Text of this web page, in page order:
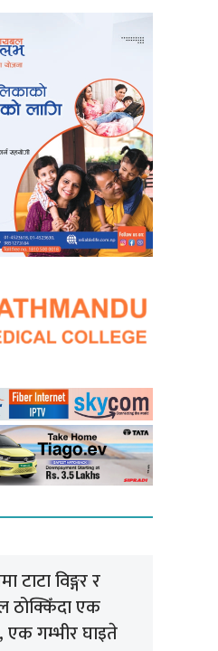
टाटा विङ्गर र
ठोक्किँदा एक
एक गम्भीर घाइते